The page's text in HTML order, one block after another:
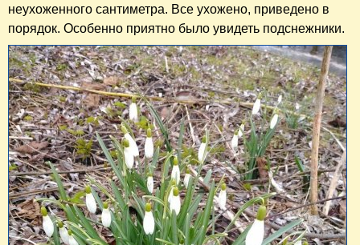
неухоженного сантиметра. Все ухожено, приведено в
порядок. Особенно приятно было увидеть подснежники.